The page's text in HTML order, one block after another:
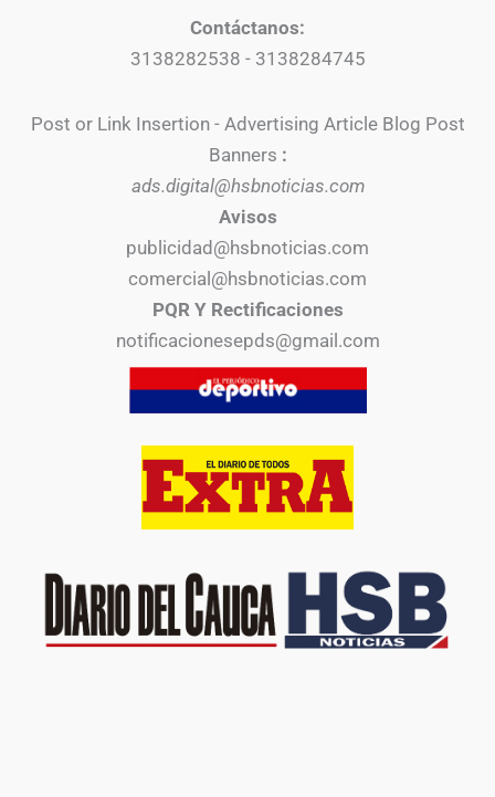
Contáctanos:
3138282538 - 3138284745
Post or Link Insertion - Advertising Article Blog Post
Banners :
ads.digital@hsbnoticias.com
Avisos
publicidad@hsbnoticias.com
comercial@hsbnoticias.com
PQR Y Rectificaciones
notificacionesepds@gmail.com